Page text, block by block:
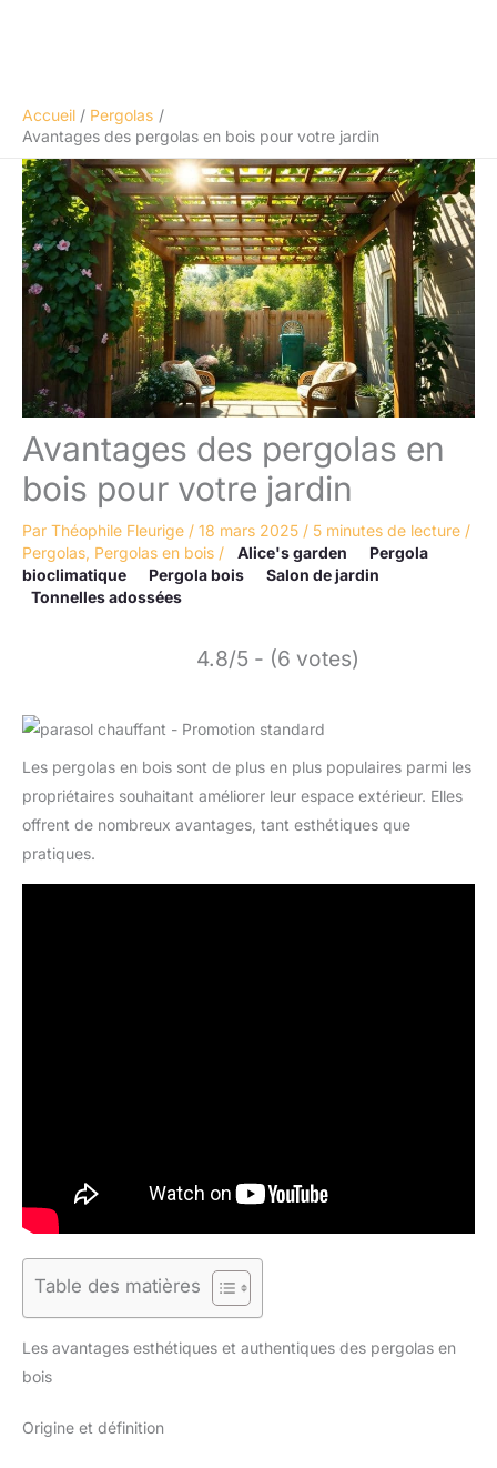
Accueil
Pergolas
Avantages des pergolas en bois pour votre jardin
Avantages des pergolas en
bois pour votre jardin
Par Théophile Fleurige / 18 mars 2025 / 5 minutes de lecture /
Pergolas, Pergolas en bois / Alice's garden
Pergola
bioclimatique
Pergola bois
Salon de jardin
Tonnelles adossées
4.8/5 - (6 votes)
Les pergolas en bois sont de plus en plus populaires parmi les
propriétaires souhaitant améliorer leur espace extérieur. Elles
offrent de nombreux avantages, tant esthétiques que
pratiques.
Table des matières
Les avantages esthétiques et authentiques des pergolas en
bois
Origine et définition